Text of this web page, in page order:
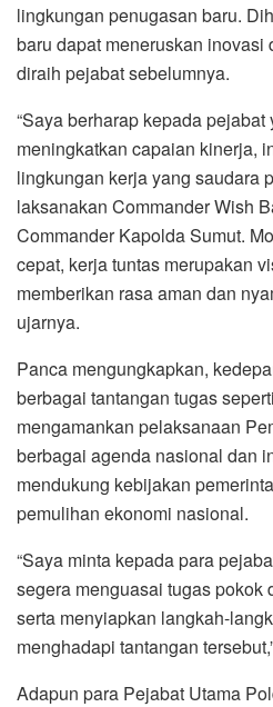
lingkungan penugasan baru.
baru dapat meneruskan inovasi
diraih pejabat sebelumnya.
“Saya berharap kepada
meningkatkan capaian kinerja,
lingkungan kerja yang saudara
laksanakan Commander Wish
Commander Kapolda Sumut.
cepat, kerja tuntas merupakan
memberikan rasa aman dan
ujarnya.
Panca mengungkapkan,
berbagai tantangan tugas
mengamankan pelaksanaan
berbagai agenda nasional dan
mendukung kebijakan
pemulihan ekonomi nasional.
“Saya minta kepada para
segera menguasai tugas pokok
serta menyiapkan langkah-
menghadapi tantangan
Adapun para Pejabat Utama